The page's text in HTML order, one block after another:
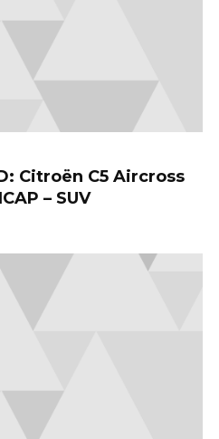
Citroën C5 Aircross
– SUV